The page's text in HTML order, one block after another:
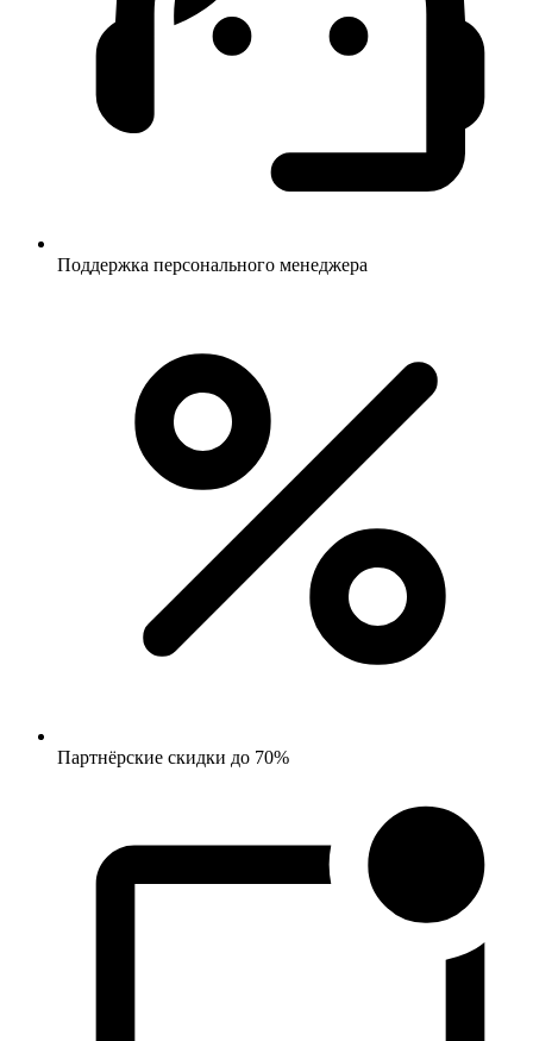
Поддержка персонального менеджера
Партнёрские скидки до 70%